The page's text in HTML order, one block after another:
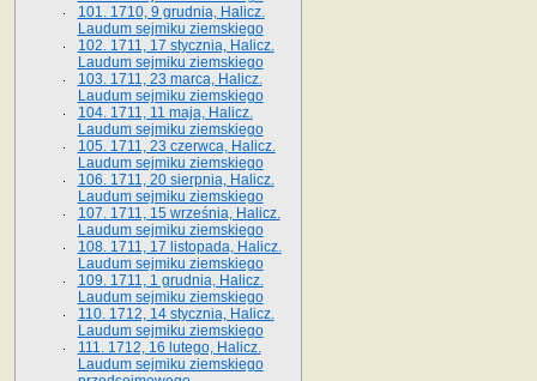
101. 1710, 9 grudnia, Halicz.
Laudum sejmiku ziemskiego
102. 1711, 17 stycznia, Halicz.
Laudum sejmiku ziemskiego
103. 1711, 23 marca, Halicz.
Laudum sejmiku ziemskiego
104. 1711, 11 maja, Halicz.
Laudum sejmiku ziemskiego
105. 1711, 23 czerwca, Halicz.
Laudum sejmiku ziemskiego
106. 1711, 20 sierpnia, Halicz.
Laudum sejmiku ziemskiego
107. 1711, 15 września, Halicz.
Laudum sejmiku ziemskiego
108. 1711, 17 listopada, Halicz.
Laudum sejmiku ziemskiego
109. 1711, 1 grudnia, Halicz.
Laudum sejmiku ziemskiego
110. 1712, 14 stycznia, Halicz.
Laudum sejmiku ziemskiego
111. 1712, 16 lutego, Halicz.
Laudum sejmiku ziemskiego